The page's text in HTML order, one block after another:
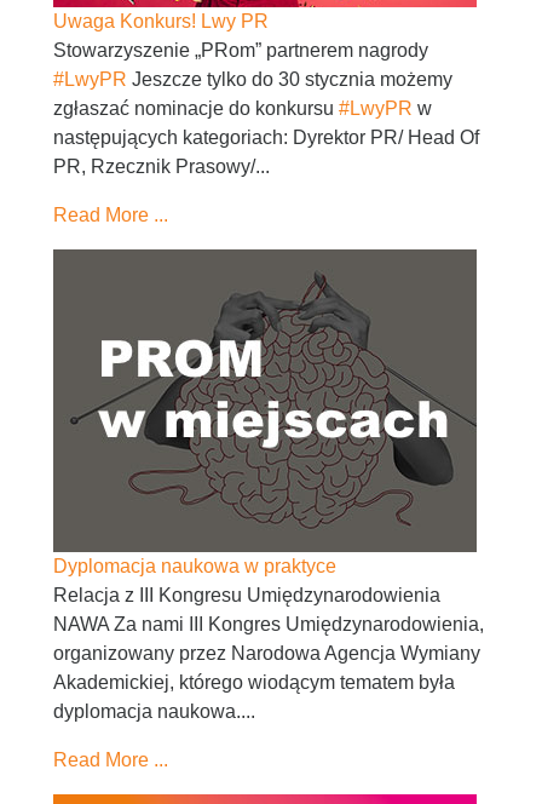
Uwaga Konkurs! Lwy PR
Stowarzyszenie „PRom” partnerem nagrody
#LwyPR Jeszcze tylko do 30 stycznia możemy
zgłaszać nominacje do konkursu #LwyPR w
następujących kategoriach: Dyrektor PR/ Head Of
PR, Rzecznik Prasowy/...
Read More ...
Dyplomacja naukowa w praktyce
Relacja z III Kongresu Umiędzynarodowienia
NAWA Za nami III Kongres Umiędzynarodowienia,
organizowany przez Narodowa Agencja Wymiany
Akademickiej, którego wiodącym tematem była
dyplomacja naukowa....
Read More ...